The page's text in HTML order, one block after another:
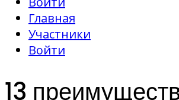
Главная
Участники
Войти
13